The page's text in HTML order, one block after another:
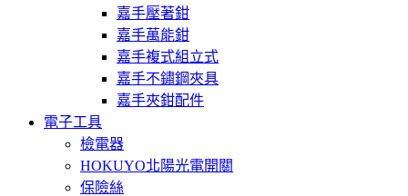
嘉手壓著鉗
嘉手萬能鉗
嘉手複式組立式
嘉手不鏽鋼夾具
嘉手夾鉗配件
電子工具
檢電器
HOKUYO北陽光電開關
保險絲